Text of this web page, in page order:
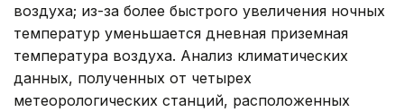
воздуха; из-за более быстрого увеличения ночных
температур уменьшается дневная приземная
температура воздуха. Анализ климатических
данных, полученных от четырех
метеорологических станций, расположенных